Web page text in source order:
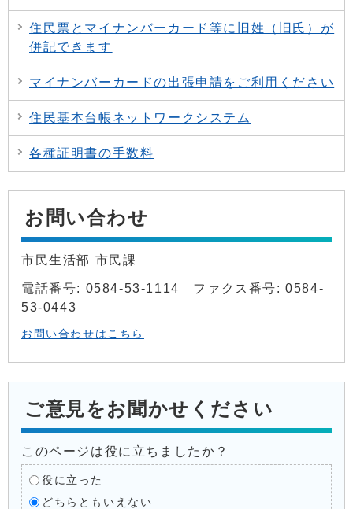
住民票とマイナンバーカード等に旧姓（旧氏）が
併記できます
マイナンバーカードの出張申請をご利用ください
住民基本台帳ネットワークシステム
各種証明書の手数料
お問い合わせ
市民生活部 市民課
電話番号: 0584-53-1114 ファクス番号: 0584-
53-0443
お問い合わせはこちら
ご意見をお聞かせください
このページは役に立ちましたか？
役に立った
どちらともいえない